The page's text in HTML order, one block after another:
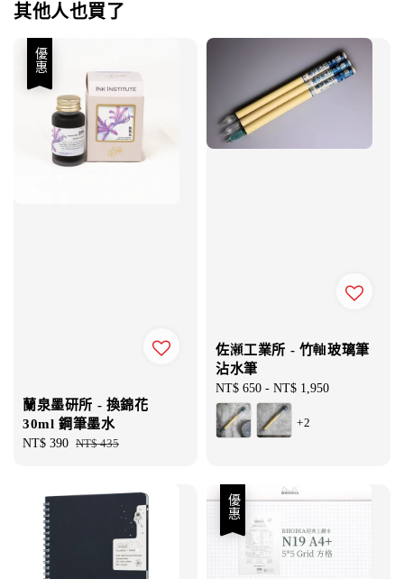
其他人也買了
優惠
蘭泉墨研所 - 換錦花
30ml 鋼筆墨水
Sale
NT$ 390 Regular
NT$ 435
佐瀬工業所 - 竹軸玻璃筆
沾水筆
Regular
price
NT$ 650 - NT$ 1,950
+2
優惠